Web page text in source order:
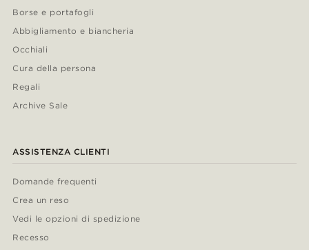
Borse e portafogli
Abbigliamento e biancheria
Occhiali
Cura della persona
Regali
Archive Sale
ASSISTENZA CLIENTI
Domande frequenti
Crea un reso
Vedi le opzioni di spedizione
Recesso